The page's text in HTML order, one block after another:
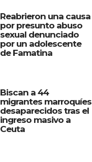
Reabrieron una causa
por presunto abuso
sexual denunciado
por un adolescente
de Famatina
Biscan a 44
migrantes marroquíes
desaparecidos tras el
ingreso masivo a
Ceuta